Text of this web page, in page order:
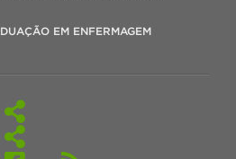
EM ENFERMAGEM